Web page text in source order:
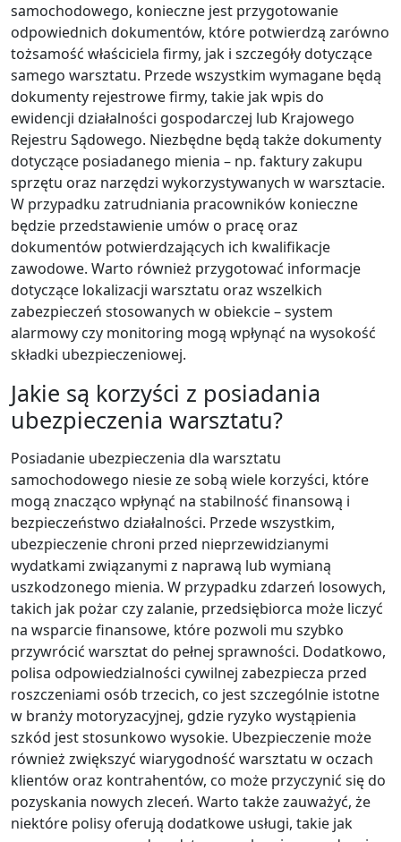
samochodowego, konieczne jest przygotowanie
odpowiednich dokumentów, które potwierdzą zarówno
tożsamość właściciela firmy, jak i szczegóły dotyczące
samego warsztatu. Przede wszystkim wymagane będą
dokumenty rejestrowe firmy, takie jak wpis do
ewidencji działalności gospodarczej lub Krajowego
Rejestru Sądowego. Niezbędne będą także dokumenty
dotyczące posiadanego mienia – np. faktury zakupu
sprzętu oraz narzędzi wykorzystywanych w warsztacie.
W przypadku zatrudniania pracowników konieczne
będzie przedstawienie umów o pracę oraz
dokumentów potwierdzających ich kwalifikacje
zawodowe. Warto również przygotować informacje
dotyczące lokalizacji warsztatu oraz wszelkich
zabezpieczeń stosowanych w obiekcie – system
alarmowy czy monitoring mogą wpłynąć na wysokość
składki ubezpieczeniowej.
Jakie są korzyści z posiadania
ubezpieczenia warsztatu?
Posiadanie ubezpieczenia dla warsztatu
samochodowego niesie ze sobą wiele korzyści, które
mogą znacząco wpłynąć na stabilność finansową i
bezpieczeństwo działalności. Przede wszystkim,
ubezpieczenie chroni przed nieprzewidzianymi
wydatkami związanymi z naprawą lub wymianą
uszkodzonego mienia. W przypadku zdarzeń losowych,
takich jak pożar czy zalanie, przedsiębiorca może liczyć
na wsparcie finansowe, które pozwoli mu szybko
przywrócić warsztat do pełnej sprawności. Dodatkowo,
polisa odpowiedzialności cywilnej zabezpiecza przed
roszczeniami osób trzecich, co jest szczególnie istotne
w branży motoryzacyjnej, gdzie ryzyko wystąpienia
szkód jest stosunkowo wysokie. Ubezpieczenie może
również zwiększyć wiarygodność warsztatu w oczach
klientów oraz kontrahentów, co może przyczynić się do
pozyskania nowych zleceń. Warto także zauważyć, że
niektóre polisy oferują dodatkowe usługi, takie jak